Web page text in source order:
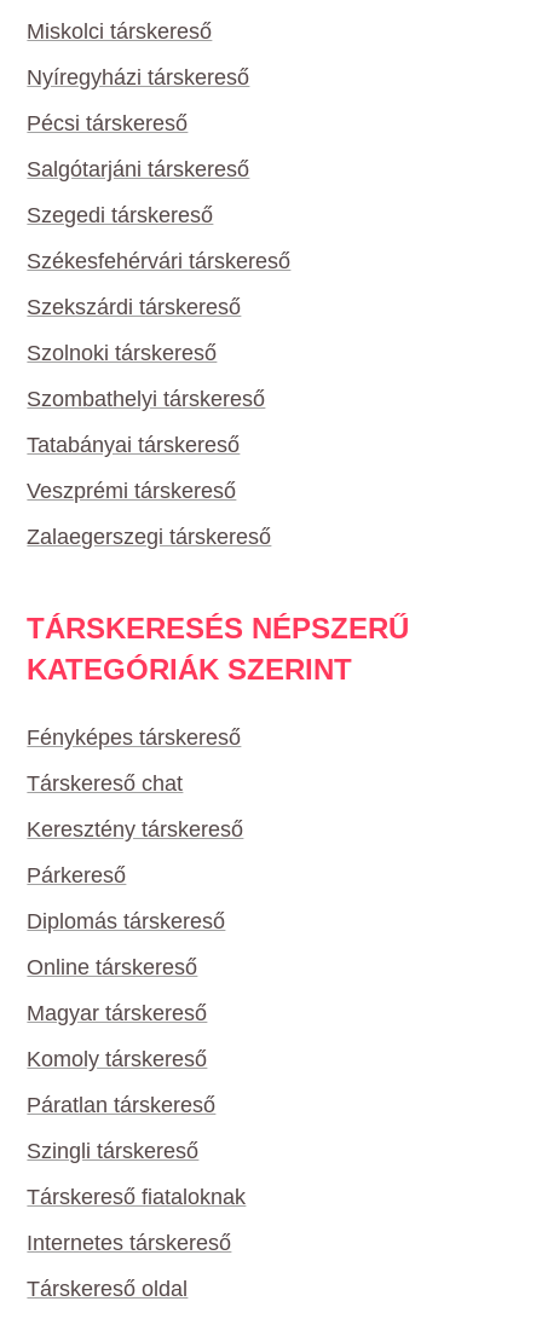
Miskolci társkereső
Nyíregyházi társkereső
Pécsi társkereső
Salgótarjáni társkereső
Szegedi társkereső
Székesfehérvári társkereső
Szekszárdi társkereső
Szolnoki társkereső
Szombathelyi társkereső
Tatabányai társkereső
Veszprémi társkereső
Zalaegerszegi társkereső
TÁRSKERESÉS NÉPSZERŰ
KATEGÓRIÁK SZERINT
Fényképes társkereső
Társkereső chat
Keresztény társkereső
Párkereső
Diplomás társkereső
Online társkereső
Magyar társkereső
Komoly társkereső
Páratlan társkereső
Szingli társkereső
Társkereső fiataloknak
Internetes társkereső
Társkereső oldal